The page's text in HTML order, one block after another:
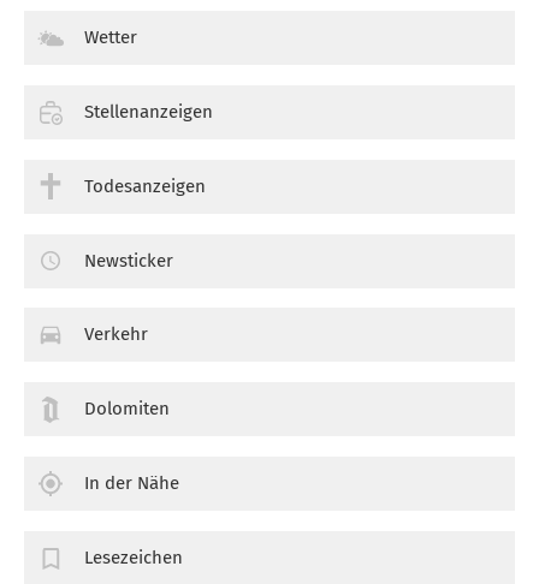
Wetter
Stellenanzeigen
Todesanzeigen
Newsticker
Verkehr
Dolomiten
In der Nähe
Lesezeichen